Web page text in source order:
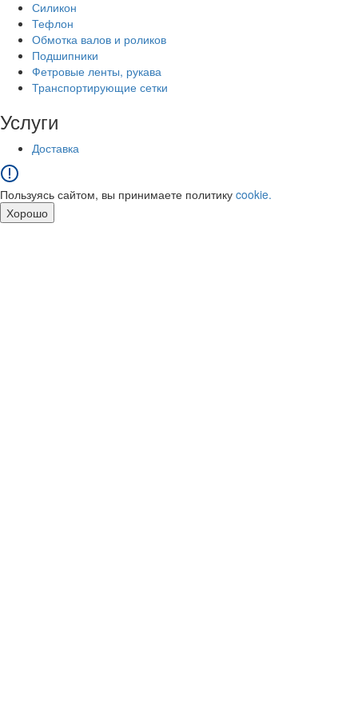
Силикон
Тефлон
Обмотка валов и роликов
Подшипники
Фетровые ленты, рукава
Транспортирующие сетки
Услуги
Доставка
Пользуясь сайтом, вы принимаете политику cookie.
Хорошо